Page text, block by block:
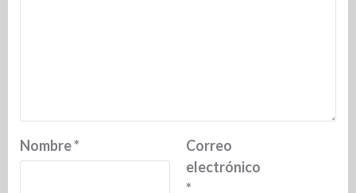
Nombre*
Correo
electrónico
*